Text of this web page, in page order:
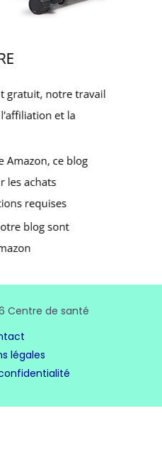
Centre de santé
légales